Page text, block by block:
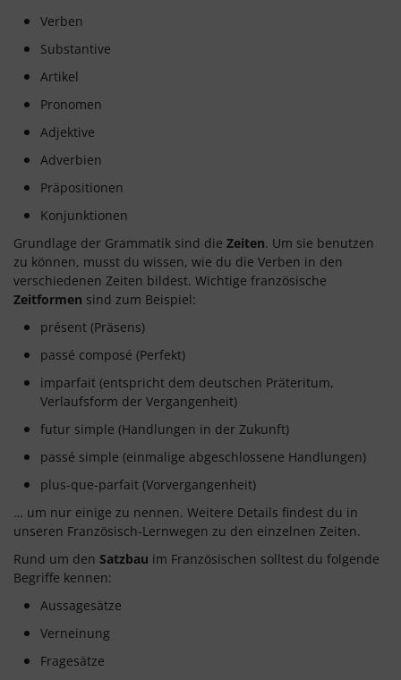
Verben
Substantive
Artikel
Pronomen
Adjektive
Adverbien
Präpositionen
Konjunktionen
Grundlage der Grammatik sind die Zeiten. Um sie benutzen
zu können, musst du wissen, wie du die Verben in den
verschiedenen Zeiten bildest. Wichtige französische
Zeitformen sind zum Beispiel:
présent (Präsens)
passé composé (Perfekt)
imparfait (entspricht dem deutschen Präteritum,
Verlaufsform der Vergangenheit)
futur simple (Handlungen in der Zukunft)
passé simple (einmalige abgeschlossene Handlungen)
plus-que-parfait (Vorvergangenheit)
… um nur einige zu nennen. Weitere Details findest du in
unseren Französisch-Lernwegen zu den einzelnen Zeiten.
Rund um den Satzbau im Französischen solltest du folgende
Begriffe kennen:
Aussagesätze
Verneinung
Fragesätze